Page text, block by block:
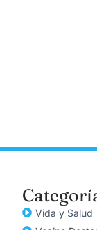
Vida y Salud